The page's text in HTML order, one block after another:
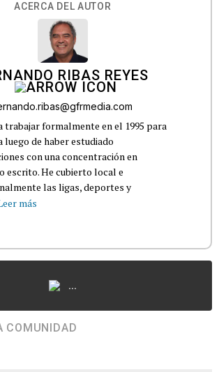
ACERCA DEL AUTOR
RIBAS REYES
trabajar formalmente en el 1995 para
luego de haber estudiado
con una concentración en
escrito. He cubierto local e
las ligas, deportes y
más
...
COMUNIDAD